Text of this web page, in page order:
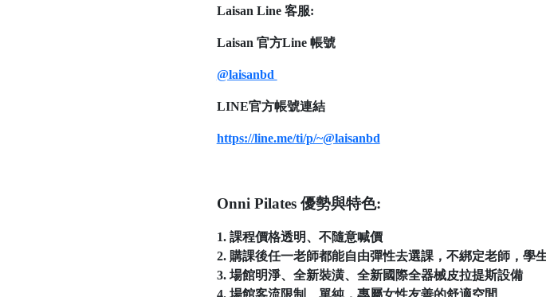
Laisan Line 客服:
Laisan 官方Line 帳號
@laisanbd
LINE官方帳號連結
https://line.me/ti/p/~@laisanbd
Onni Pilates 優勢與特色:
1. 課程價格透明、不隨意喊價
2. 購課後任一老師都能自由彈性去選課，不綁定老師，學
3. 場館明淨、全新裝潢、全新國際全器械皮拉提斯設備